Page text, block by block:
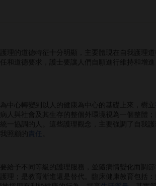
理的道德特征十分明顯，主要體現在自我護理
和道德要求，護士要讓人們自願進行維持和增
心轉變到以人的健康為中心的基礎上來，樹立
人與社會及其生存的整個外環境視為一個整體
一協調的人。這些護理觀念，主要強調了自我
照顧的
責任
要給予不同等級的護理服務，並隨病情變化而調
理；是教育漸進還是替代。臨床健康教育包括